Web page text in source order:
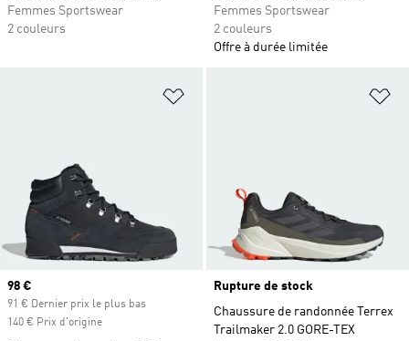
Femmes Sportswear
2 couleurs
Femmes Sportswear
2 couleurs
Offre à durée limitée
Ajouter à la Liste de produits
Prix actuel
98 €
91 € Dernier prix le plus bas
140 € Prix d'origine
Rupture de stock
Chaussure de randonnée Terrex
Trailmaker 2.0 GORE-TEX